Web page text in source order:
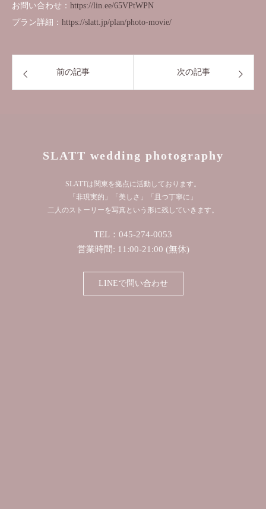
お問い合わせ： https://lin.ee/65VPtWPN
プラン詳細： https://slatt.jp/plan/photo-movie/
前の記事 次の記事
SLATT wedding photography
SLATTは関東を拠点に活動しております。
「非現実的」「美しさ」「且つ丁寧に」
二人のストーリーを写真という形に残していきます。
TEL：045-274-0053
営業時間: 11:00-21:00 (無休)
LINEで問い合わせ